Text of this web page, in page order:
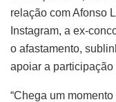
relação com Afonso
Instagram, a ex-
o afastamento,
apoiar a participação
“Chega um